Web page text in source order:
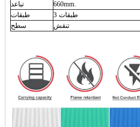
660mm.
طبقات
3 طبقات
سطح